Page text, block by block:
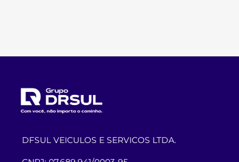
DFSUL VEICULOS E SERVICOS LTDA.